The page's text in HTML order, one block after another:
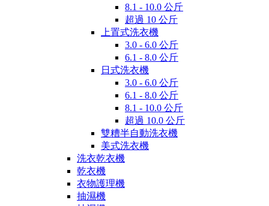
8.1 - 10.0 公斤
超過 10 公斤
上置式洗衣機
3.0 - 6.0 公斤
6.1 - 8.0 公斤
日式洗衣機
3.0 - 6.0 公斤
6.1 - 8.0 公斤
8.1 - 10.0 公斤
超過 10.0 公斤
雙糟半自動洗衣機
美式洗衣機
洗衣乾衣機
乾衣機
衣物護理機
抽濕機